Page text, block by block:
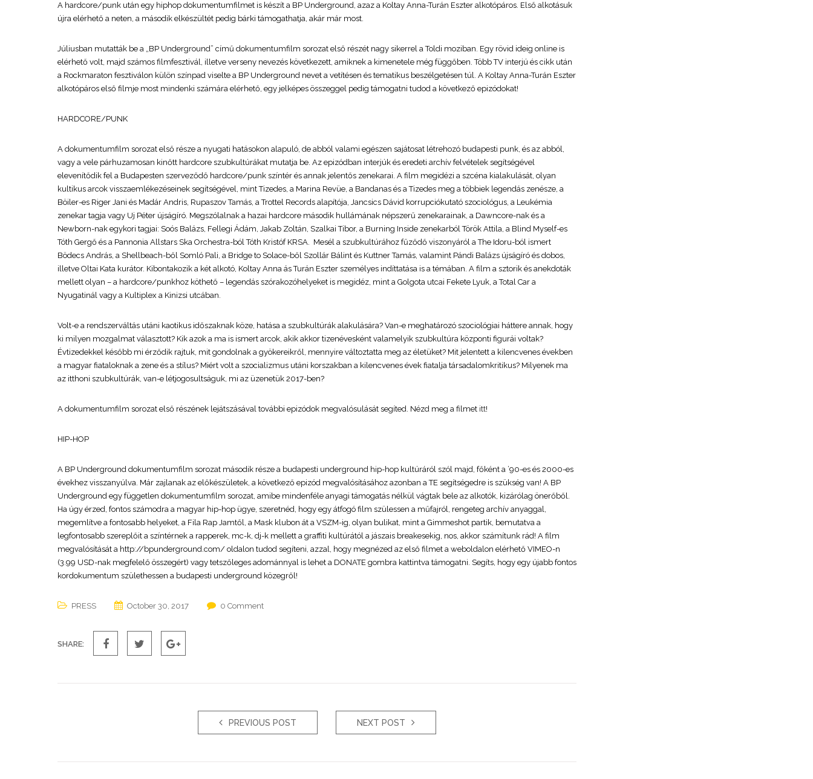
A hardcore/punk után egy hiphop dokumentumfilmet is készít a BP Underground, azaz a Koltay Anna-Turán Eszter alkotópáros. Első alkotásuk
újra elérhető a neten, a második elkészültét pedig bárki támogathatja, akár már most.
Júliusban mutatták be a „BP Underground” című dokumentumfilm sorozat első részét nagy sikerrel a Toldi moziban. Egy rövid ideig online is
elérhető volt, majd számos filmfesztivál, illetve verseny nevezés következett, amiknek a kimenetele még függőben. Több TV interjú és cikk után
a Rockmaraton fesztiválon külön színpad viselte a BP Underground nevet a vetítésen és tematikus beszélgetésen túl. A Koltay Anna-Turán Eszter
alkotópáros első filmje most mindenki számára elérhető, egy jelképes összeggel pedig támogatni tudod a következő epizódokat!
HARDCORE/PUNK
A dokumentumfilm sorozat első része a nyugati hatásokon alapuló, de abból valami egészen sajátosat létrehozó budapesti punk, és az abból,
vagy a vele párhuzamosan kinőtt hardcore szubkultúrákat mutatja be. Az epizódban interjúk és eredeti archív felvételek segítségével
elevenítődik fel a Budapesten szerveződő hardcore/punk színtér és annak jelentős zenekarai. A film megidézi a szcéna kialakulását, olyan
kultikus arcok visszaemlékezéseinek segítségével, mint Tizedes, a Marina Revüe, a Bandanas és a Tizedes meg a többiek legendás zenésze, a
Böiler-es Riger Jani és Madár Andris, Rupaszov Tamás, a Trottel Records alapítója, Jancsics Dávid korrupciókutató szociológus, a Leukémia
zenekar tagja vagy Uj Péter újságíró. Megszólalnak a hazai hardcore második hullámának népszerű zenekarainak, a Dawncore-nak és a
Newborn-nak egykori tagjai: Soós Balázs, Fellegi Ádám, Jakab Zoltán, Szalkai Tibor, a Burning Inside zenekarból Török Attila, a Blind Myself-es
Tóth Gergő és a Pannonia Allstars Ska Orchestra-ból Tóth Kristóf KRSA. Mesél a szubkultúrához fűződő viszonyáról a The Idoru-ból ismert
Bödecs András, a Shellbeach-ből Somló Pali, a Bridge to Solace-ből Szollár Bálint és Kuttner Tamás, valamint Pándi Balázs újságíró és dobos,
illetve Oltai Kata kurátor. Kibontakozik a két alkotó, Koltay Anna ás Turán Eszter személyes indíttatása is a témában. A film a sztorik és anekdoták
mellett olyan – a hardcore/punkhoz köthető – legendás szórakozóhelyeket is megidéz, mint a Golgota utcai Fekete Lyuk, a Total Car a
Nyugatinál vagy a Kultiplex a Kinizsi utcában.
Volt-e a rendszerváltás utáni kaotikus időszaknak köze, hatása a szubkultúrák alakulására? Van-e meghatározó szociológiai háttere annak, hogy
ki milyen mozgalmat választott? Kik azok a ma is ismert arcok, akik akkor tizenévesként valamelyik szubkultúra központi figurái voltak?
Évtizedekkel később mi érződik rajtuk, mit gondolnak a gyökereikről, mennyire változtatta meg az életüket? Mit jelentett a kilencvenes években
a magyar fiataloknak a zene és a stílus? Miért volt a szocializmus utáni korszakban a kilencvenes évek fiatalja társadalomkritikus? Milyenek ma
az itthoni szubkultúrák, van-e létjogosultságuk, mi az üzenetük 2017-ben?
A dokumentumfilm sorozat első részének lejátszásával további epizódok megvalósulását segíted. Nézd meg a filmet itt!
HIP-HOP
A BP Underground dokumentumfilm sorozat második része a budapesti underground hip-hop kultúráról szól majd, főként a ’90-es és 2000-es
évekhez visszanyúlva. Már zajlanak az előkészületek, a következő epizód megvalósításához azonban a TE segítségedre is szükség van! A BP
Underground egy független dokumentumfilm sorozat, amibe mindenféle anyagi támogatás nélkül vágtak bele az alkotók, kizárólag önerőből.
Ha úgy érzed, fontos számodra a magyar hip-hop ügye, szeretnéd, hogy egy átfogó film szülessen a műfajról, rengeteg archív anyaggal,
megemlítve a fontosabb helyeket, a Fila Rap Jamtől, a Mask klubon át a VSZM-ig, olyan bulikat, mint a Gimmeshot partik, bemutatva a
legfontosabb szereplőit a színtérnek a rapperek, mc-k, dj-k mellett a graffiti kultúrától a jászais breakesekig, nos, akkor számítunk rád! A film
megvalósítását a http://bpunderground.com/ oldalon tudod segíteni, azzal, hogy megnézed az első filmet a weboldalon elérhető VIMEO-n
(3.99 USD-nak megfelelő összegért) vagy tetszőleges adománnyal is lehet a DONATE gombra kattintva támogatni. Segíts, hogy egy újabb fontos
kordokumentum születhessen a budapesti underground közegről!
PRESS October 30, 2017 0 Comment
SHARE:
PREVIOUS POST NEXT POST